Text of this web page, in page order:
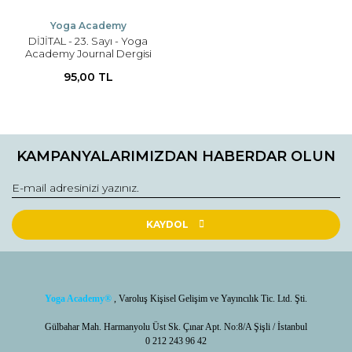
Yoga Academy
DİJİTAL - 23. Sayı - Yoga
Academy Journal Dergisi
95,00 TL
KAMPANYALARIMIZDAN HABERDAR OLUN
KAYDOL
Yoga Academy® , Varoluş Kişisel Gelişim ve Yayıncılık Tic. Ltd. Şti.
Gülbahar Mah. Harmanyolu Üst Sk. Çınar Apt. No:8/A Şişli / İstanbul
0 212 243 96 42